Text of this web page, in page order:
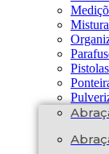
Pistolas